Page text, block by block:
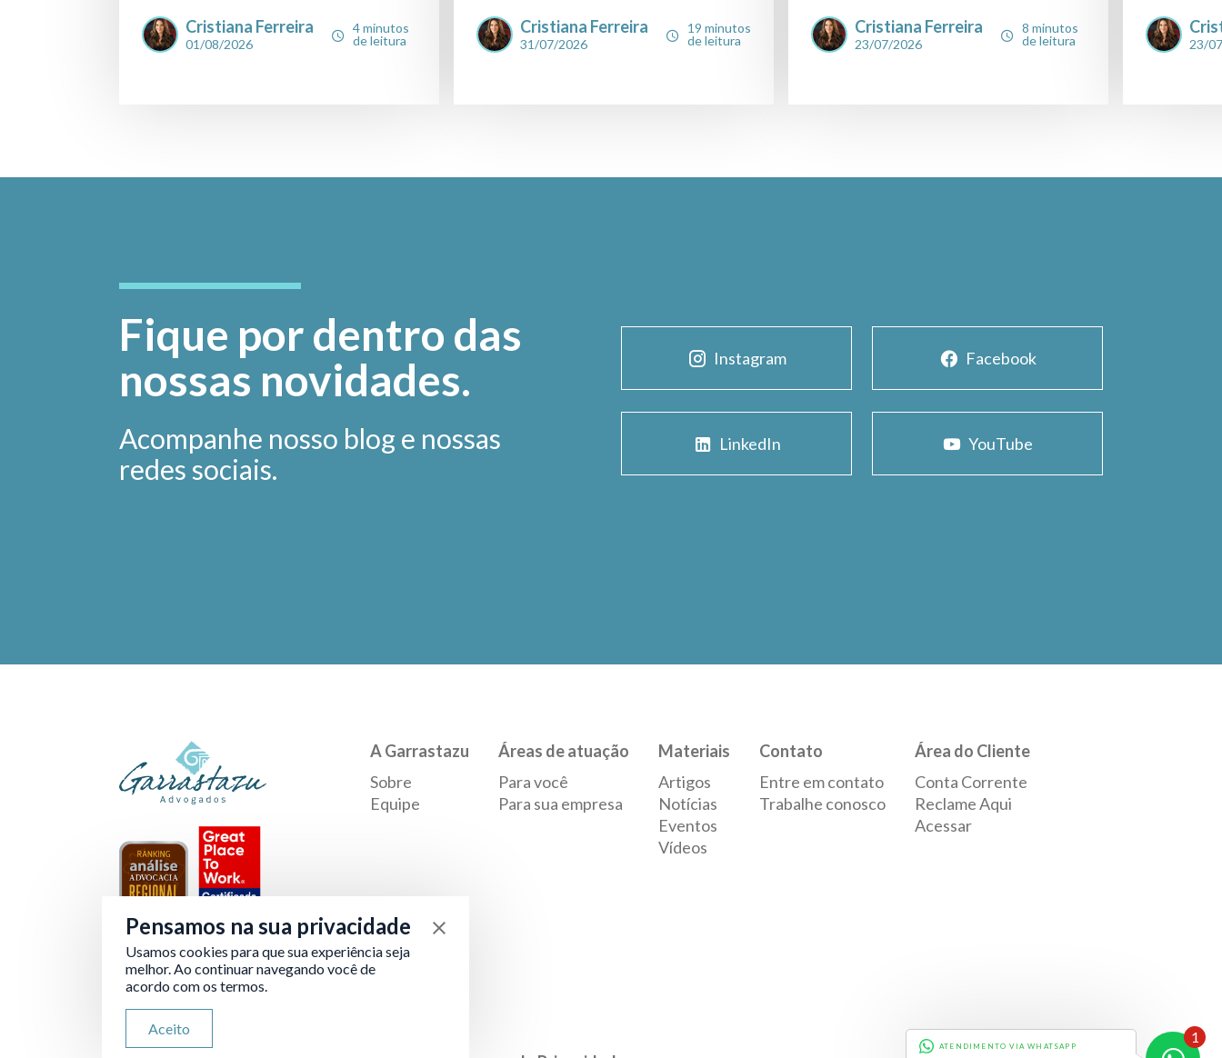
Cristiana Ferreira
01/08/2026
4 minutos
de leitura
Cristiana Ferreira
31/07/2026
19 minutos
de leitura
Cristiana Ferreira
23/07/2026
8 minutos
de leitura
23/
Fique por dentro das
nossas novidades.
Acompanhe nosso blog e nossas
redes sociais.
Instagram Facebook
LinkedIn YouTube
Verificada por
A Garrastazu
Sobre
Equipe
Áreas de atuação
Para você
Para sua empresa
Materiais
Artigos
Notícias
Eventos
Vídeos
Contato
Entre em contato
Trabalhe conosco
Área do Cliente
Conta Corrente
Reclame Aqui
Acessar
1
ATENDIMENTO VIA WHATSAPP
Pensamos na sua privacidade
Usamos cookies para que sua experiência seja
melhor. Ao continuar navegando você de
acordo com os termos.
Aceito